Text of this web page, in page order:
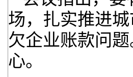
场，扎实推进
欠企业账款问
心。